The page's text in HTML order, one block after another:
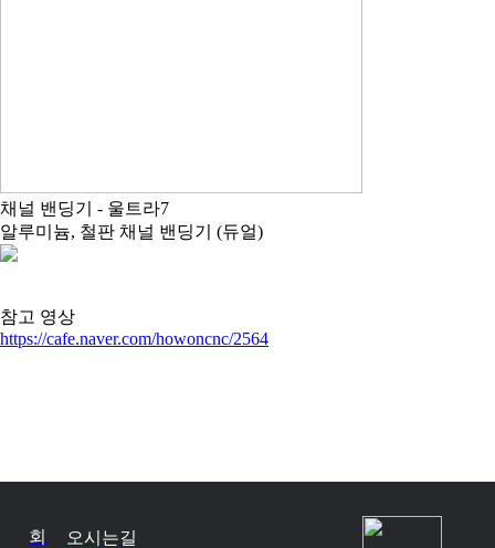
채널 밴딩기 - 울트라7
알루미늄, 철판 채널 밴딩기 (듀얼)
참고 영상
https://cafe.naver.com/howoncnc/2564
회
오시는길